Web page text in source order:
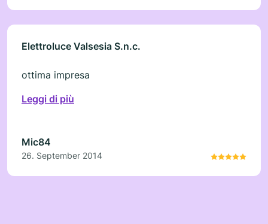
Elettroluce Valsesia S.n.c.
ottima impresa
Leggi di più
Mic84
26. September 2014